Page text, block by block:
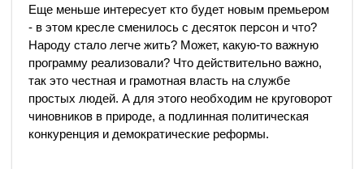
Еще меньше интересует кто будет новым премьером
- в этом кресле сменилось с десяток персон и что?
Народу стало легче жить? Может, какую-то важную
программу реализовали? Что действительно важно,
так это честная и грамотная власть на службе
простых людей. А для этого необходим не круговорот
чиновников в природе, а подлинная политическая
конкуренция и демократические реформы.